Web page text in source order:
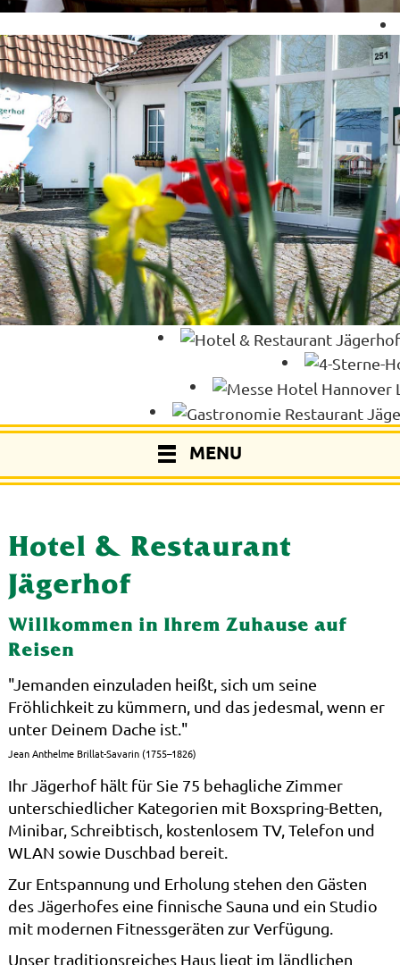
MENU
Hotel & Restaurant
Jägerhof
Willkommen in Ihrem Zuhause auf
Reisen
"Jemanden einzuladen heißt, sich um seine
Fröhlichkeit zu kümmern, und das jedesmal, wenn er
unter Deinem Dache ist."
Jean Anthelme Brillat-Savarin (1755–1826)
Ihr Jägerhof hält für Sie 75 behagliche Zimmer
unterschiedlicher Kategorien mit Boxspring-Betten,
Minibar, Schreibtisch, kostenlosem TV, Telefon und
WLAN sowie Duschbad bereit.
Zur Entspannung und Erholung stehen den Gästen
des Jägerhofes eine finnische Sauna und ein Studio
mit modernen Fitnessgeräten zur Verfügung.
Unser traditionsreiches Haus liegt im ländlichen